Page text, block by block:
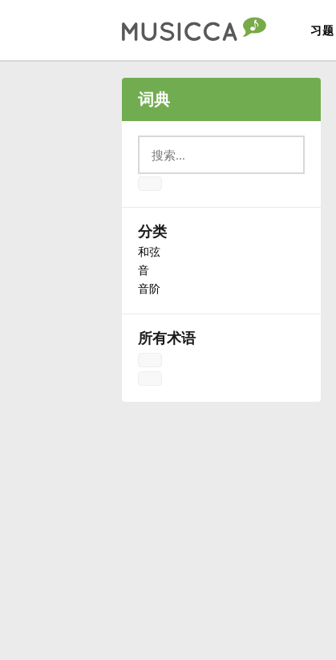
习题
Български
Deutsch
Español
词典
分类
和弦
音
音阶
所有术语